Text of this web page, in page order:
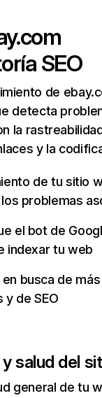
SEO
de
detecta
la
y la
de tu sitio
problemas
el bot de
indexar tu web
busca de
de SEO
salud del
general de tu